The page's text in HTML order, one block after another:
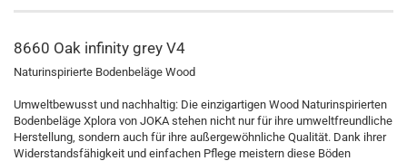
8660 Oak infinity grey V4
Naturinspirierte Bodenbeläge Wood
Umweltbewusst und nachhaltig: Die einzigartigen Wood Naturinspirierten
Bodenbeläge Xplora von JOKA stehen nicht nur für ihre umweltfreundliche
Herstellung, sondern auch für ihre außergewöhnliche Qualität. Dank ihrer
Widerstandsfähigkeit und einfachen Pflege meistern diese Böden